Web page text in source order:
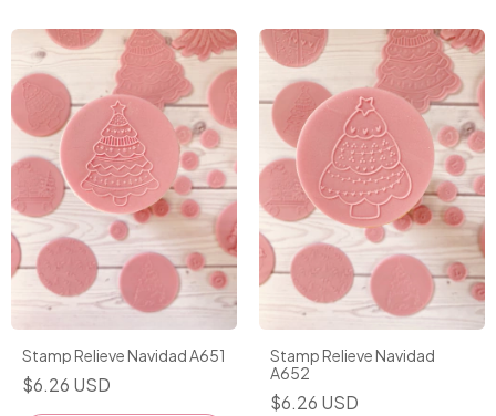
Stamp Relieve Navidad A651
$6.26 USD
Stamp Relieve Navidad
A652
$6.26 USD